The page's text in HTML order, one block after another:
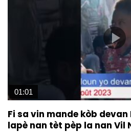
01:01
Fi sa vin mande kòb devan
lapè nan tèt pèp la nan Vil